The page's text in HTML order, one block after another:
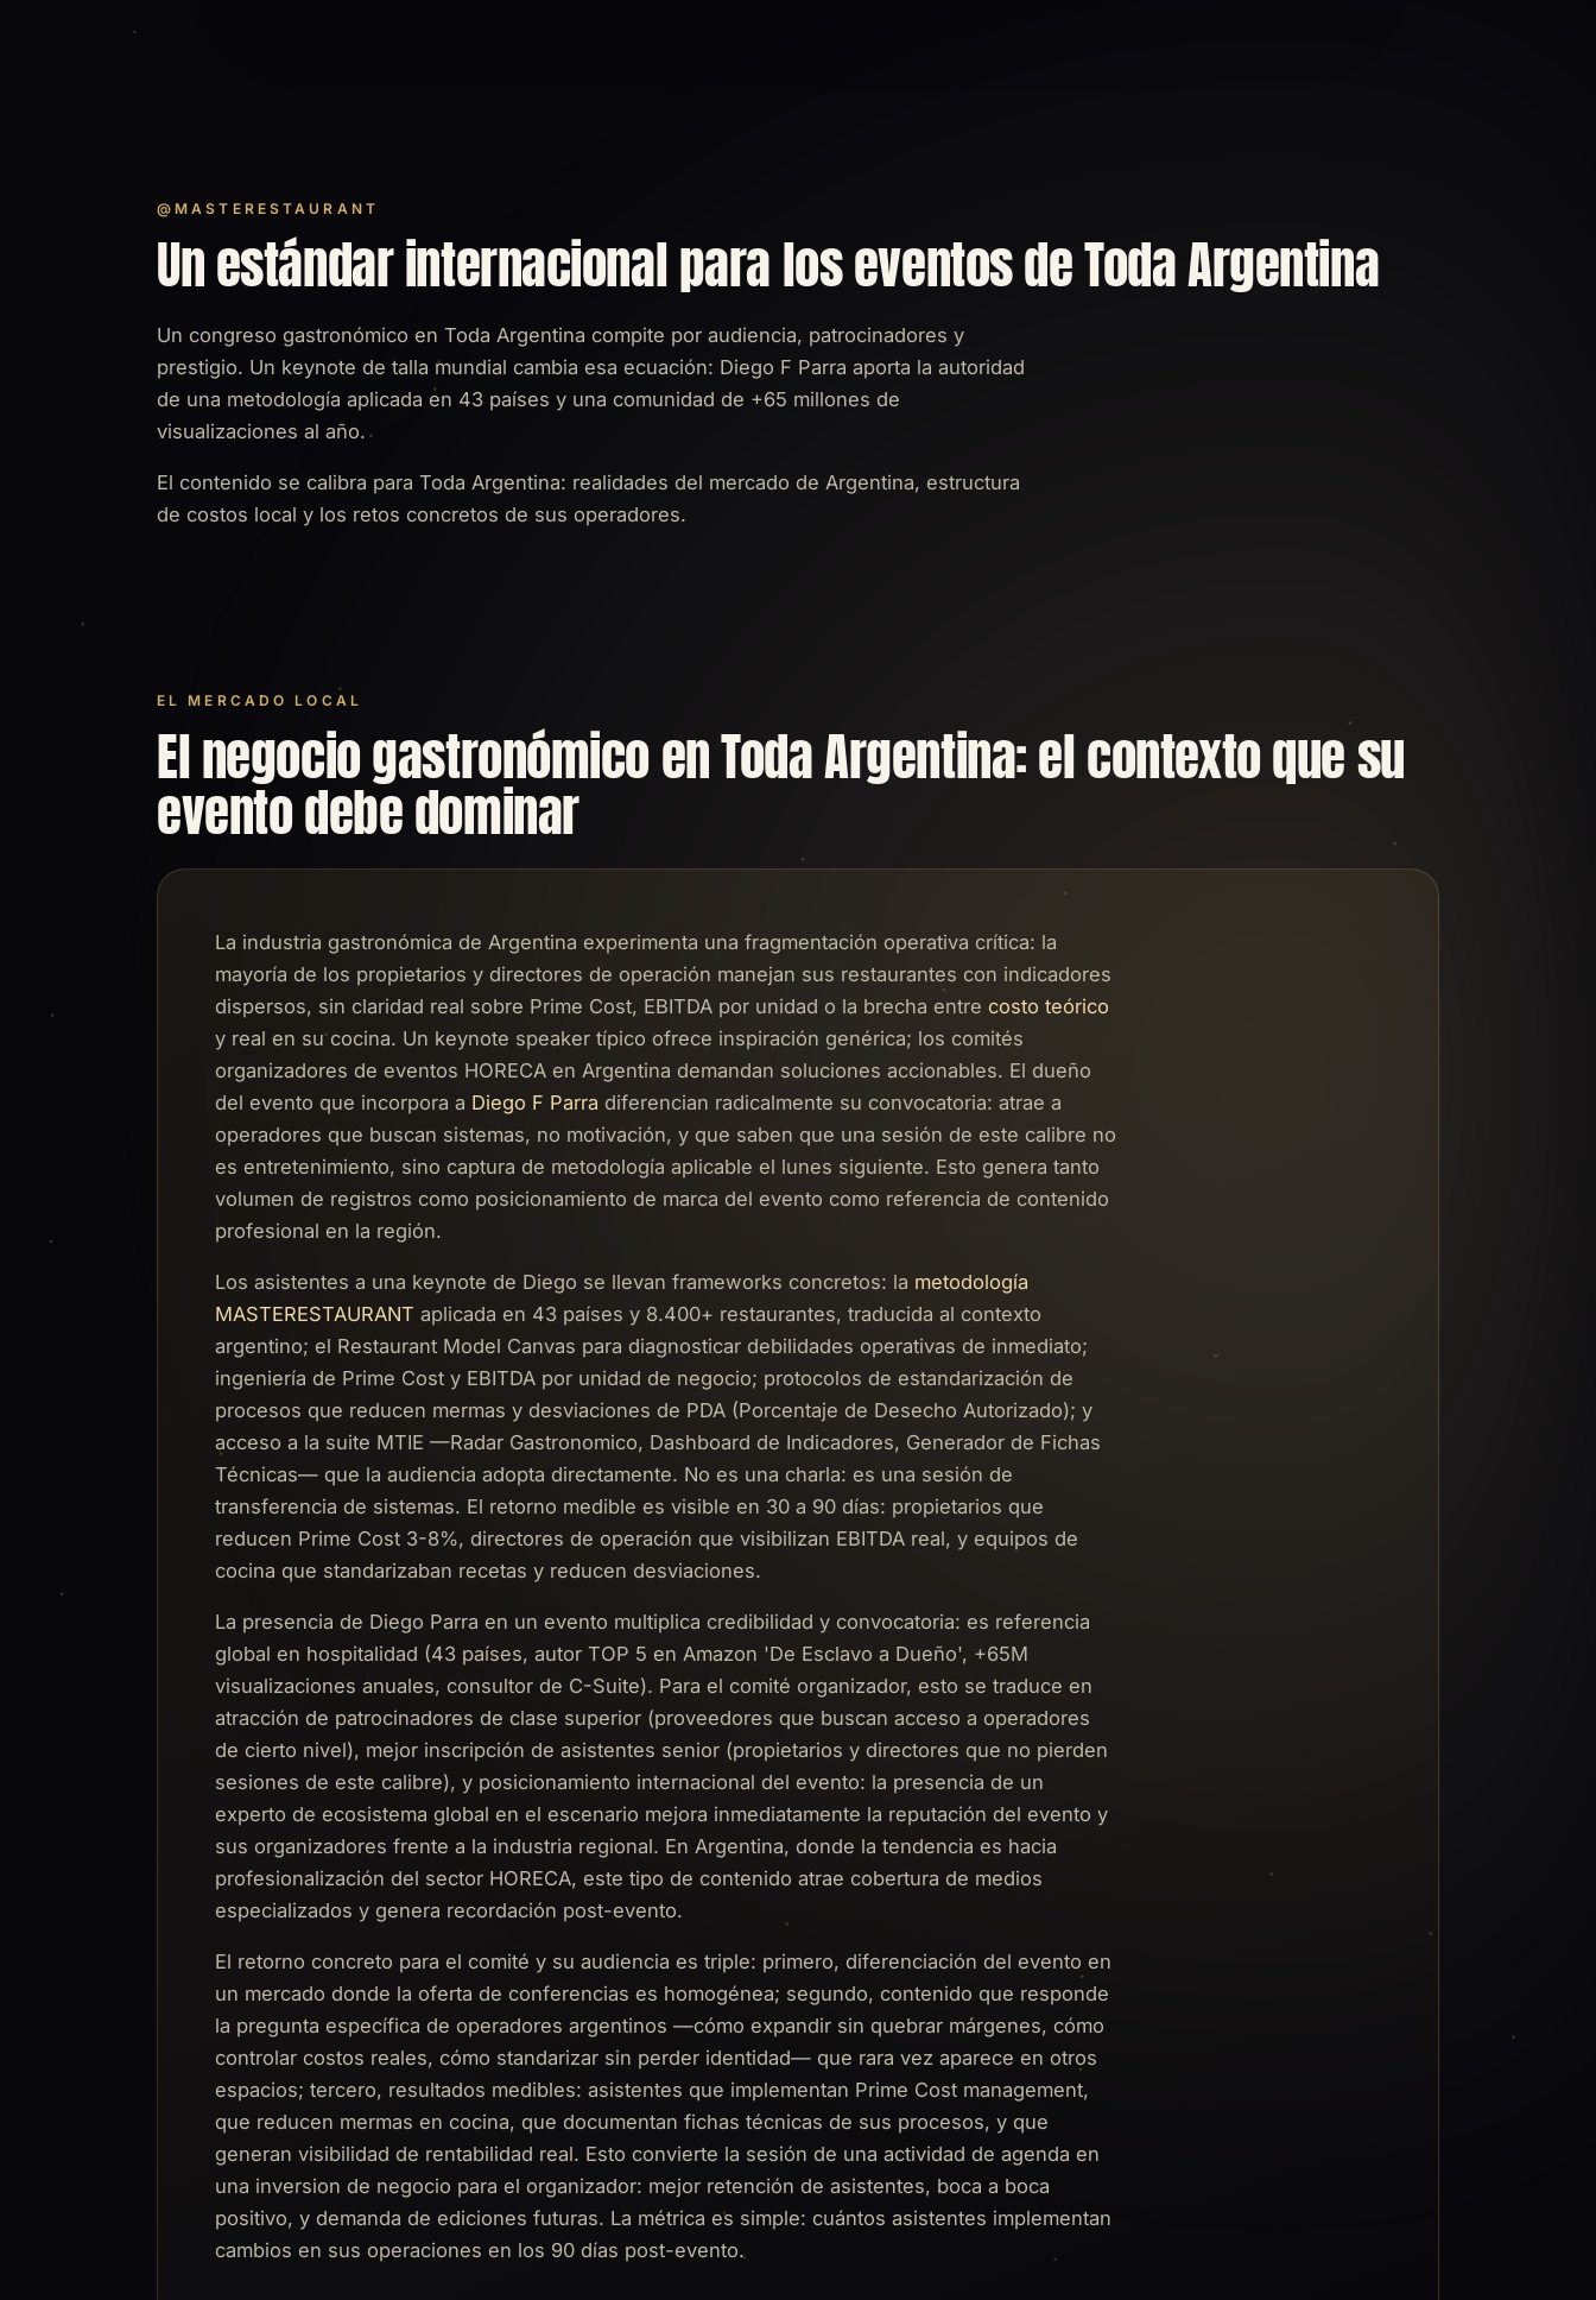
@MASTERESTAURANT
Un estándar internacional para los eventos de Toda Argentina
Un congreso gastronómico en Toda Argentina compite por audiencia, patrocinadores y
prestigio. Un keynote de talla mundial cambia esa ecuación: Diego F Parra aporta la autoridad
de una metodología aplicada en 43 países y una comunidad de +65 millones de
visualizaciones al año.
El contenido se calibra para Toda Argentina: realidades del mercado de Argentina, estructura
de costos local y los retos concretos de sus operadores.
EL MERCADO LOCAL
El negocio gastronómico en Toda Argentina: el contexto que su
evento debe dominar
La industria gastronómica de Argentina experimenta una fragmentación operativa crítica: la
mayoría de los propietarios y directores de operación manejan sus restaurantes con indicadores
dispersos, sin claridad real sobre Prime Cost, EBITDA por unidad o la brecha entre costo teórico
y real en su cocina. Un keynote speaker típico ofrece inspiración genérica; los comités
organizadores de eventos HORECA en Argentina demandan soluciones accionables. El dueño
del evento que incorpora a Diego F Parra diferencian radicalmente su convocatoria: atrae a
operadores que buscan sistemas, no motivación, y que saben que una sesión de este calibre no
es entretenimiento, sino captura de metodología aplicable el lunes siguiente. Esto genera tanto
volumen de registros como posicionamiento de marca del evento como referencia de contenido
profesional en la región.
Los asistentes a una keynote de Diego se llevan frameworks concretos: la metodología
MASTERESTAURANT aplicada en 43 países y 8.400+ restaurantes, traducida al contexto
argentino; el Restaurant Model Canvas para diagnosticar debilidades operativas de inmediato;
ingeniería de Prime Cost y EBITDA por unidad de negocio; protocolos de estandarización de
procesos que reducen mermas y desviaciones de PDA (Porcentaje de Desecho Autorizado); y
acceso a la suite MTIE —Radar Gastronomico, Dashboard de Indicadores, Generador de Fichas
Técnicas— que la audiencia adopta directamente. No es una charla: es una sesión de
transferencia de sistemas. El retorno medible es visible en 30 a 90 días: propietarios que
reducen Prime Cost 3-8%, directores de operación que visibilizan EBITDA real, y equipos de
cocina que standarizaban recetas y reducen desviaciones.
La presencia de Diego Parra en un evento multiplica credibilidad y convocatoria: es referencia
global en hospitalidad (43 países, autor TOP 5 en Amazon 'De Esclavo a Dueño', +65M
visualizaciones anuales, consultor de C-Suite). Para el comité organizador, esto se traduce en
atracción de patrocinadores de clase superior (proveedores que buscan acceso a operadores
de cierto nivel), mejor inscripción de asistentes senior (propietarios y directores que no pierden
sesiones de este calibre), y posicionamiento internacional del evento: la presencia de un
experto de ecosistema global en el escenario mejora inmediatamente la reputación del evento y
sus organizadores frente a la industria regional. En Argentina, donde la tendencia es hacia
profesionalización del sector HORECA, este tipo de contenido atrae cobertura de medios
especializados y genera recordación post-evento.
El retorno concreto para el comité y su audiencia es triple: primero, diferenciación del evento en
un mercado donde la oferta de conferencias es homogénea; segundo, contenido que responde
la pregunta específica de operadores argentinos —cómo expandir sin quebrar márgenes, cómo
controlar costos reales, cómo standarizar sin perder identidad— que rara vez aparece en otros
espacios; tercero, resultados medibles: asistentes que implementan Prime Cost management,
que reducen mermas en cocina, que documentan fichas técnicas de sus procesos, y que
generan visibilidad de rentabilidad real. Esto convierte la sesión de una actividad de agenda en
una inversion de negocio para el organizador: mejor retención de asistentes, boca a boca
positivo, y demanda de ediciones futuras. La métrica es simple: cuántos asistentes implementan
cambios en sus operaciones en los 90 días post-evento.